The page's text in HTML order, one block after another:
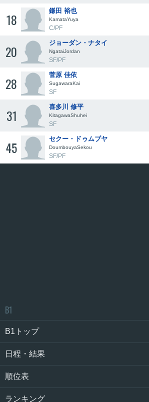
18 鎌田 裕也
KamataYuya
C/PF
20 ジョーダン・ナタイ
NgataiJordan
SF/PF
28 菅原 佳依
SugawaraKai
SF
31 喜多川 修平
KitagawaShuhei
SF
45 セクー・ドゥムブヤ
DoumbouyaSekou
SF/PF
B1
B1トップ
日程・結果
順位表
ランキング